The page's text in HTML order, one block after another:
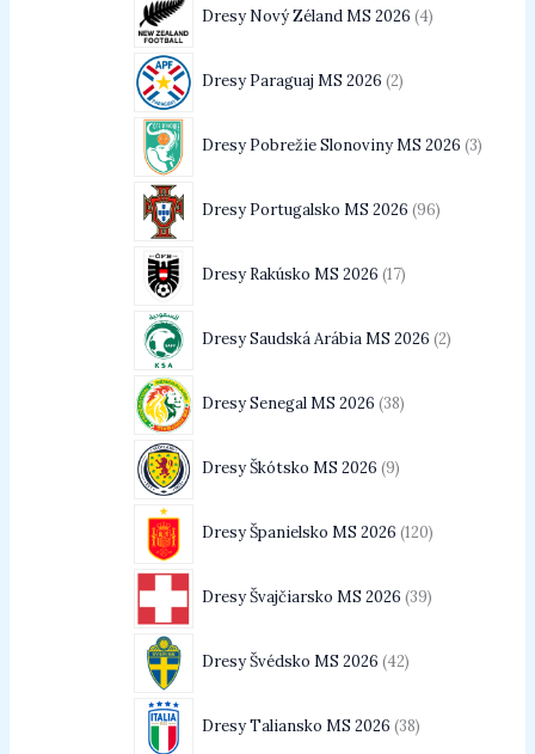
Dresy Nový Zéland MS 2026 4
Dresy Paraguaj MS 2026 2
Dresy Pobrežie Slonoviny MS 2026 3
Dresy Portugalsko MS 2026 96
Dresy Rakúsko MS 2026 17
Dresy Saudská Arábia MS 2026 2
Dresy Senegal MS 2026 38
Dresy Škótsko MS 2026 9
Dresy Španielsko MS 2026 120
Dresy Švajčiarsko MS 2026 39
Dresy Švédsko MS 2026 42
Dresy Taliansko MS 2026 38